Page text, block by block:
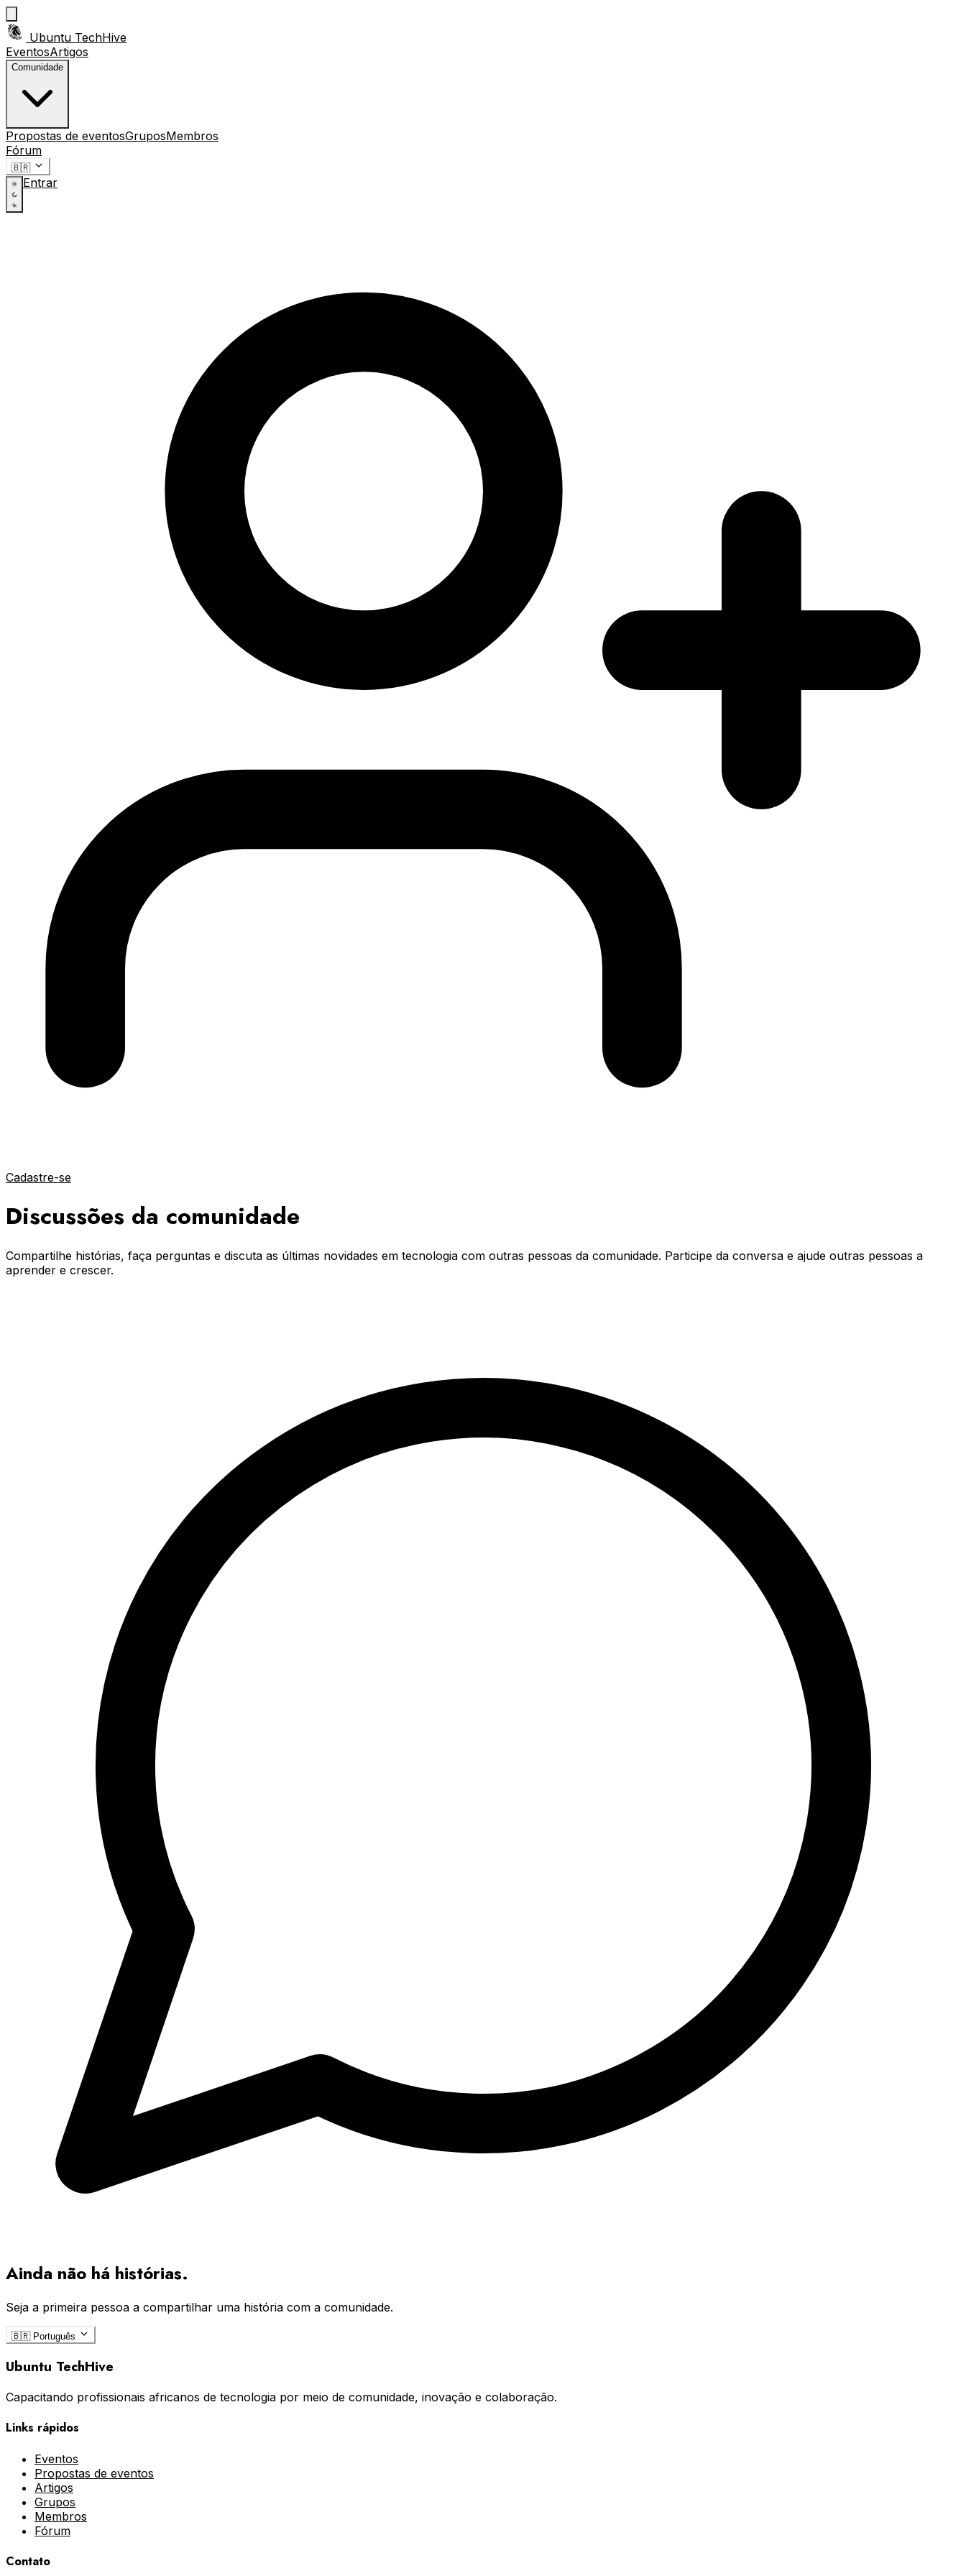
Ubuntu TechHive
EventosArtigos
Comunidade
Propostas de eventosGruposMembros
Fórum
🇧🇷
Entrar
Cadastre-se
Discussões da comunidade
Compartilhe histórias, faça perguntas e discuta as últimas novidades em tecnologia com outras pessoas da comunidade. Participe da conversa e ajude outras pessoas a
aprender e crescer.
Ainda não há histórias.
Seja a primeira pessoa a compartilhar uma história com a comunidade.
🇧🇷 Português
Ubuntu TechHive
Capacitando profissionais africanos de tecnologia por meio de comunidade, inovação e colaboração.
Links rápidos
Eventos
Propostas de eventos
Artigos
Grupos
Membros
Fórum
Contato